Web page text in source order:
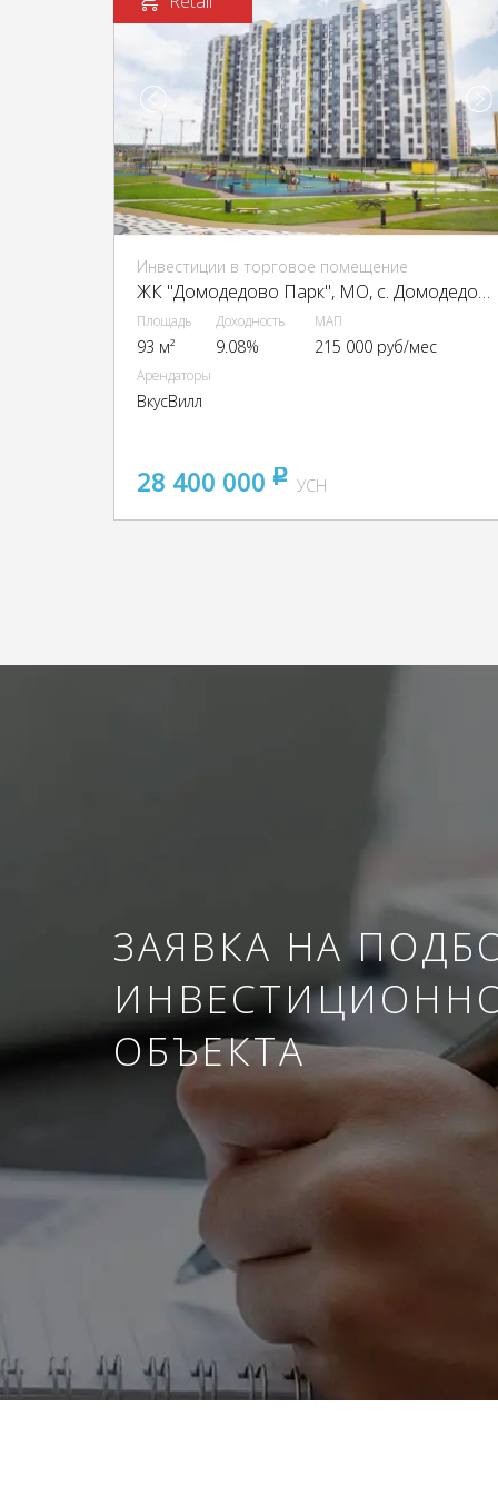
Инвестиции в торговое помещение
ЖК "Домодедово Парк", МО, с. Домодедово, Творчества ул.
Площадь
93 м²
Доходность
9.08%
МАП
215 000 руб/мес
Арендаторы
ВкусВилл
28 400 000 pуб
УСН
ЗАЯВКА НА
ОБЪЕКТА